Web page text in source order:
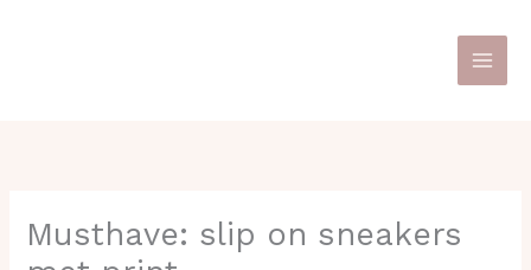
Musthave: slip on sneakers